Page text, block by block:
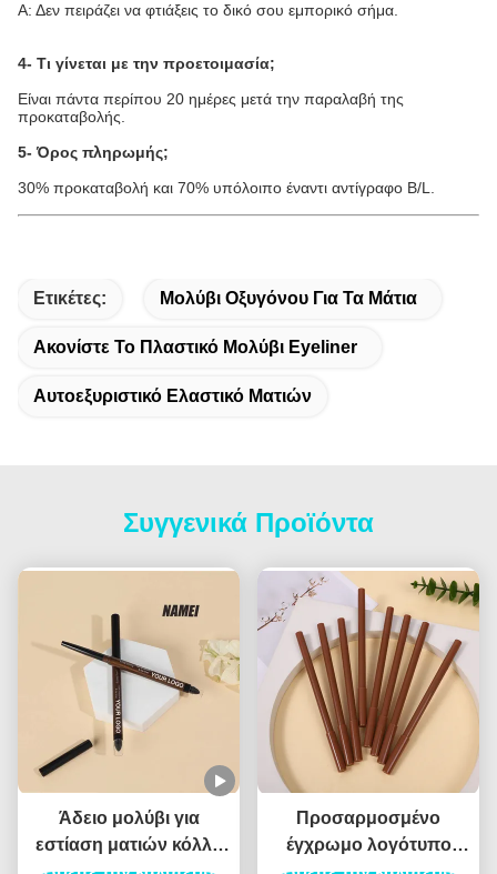
Α: Δεν πειράζει να φτιάξεις το δικό σου εμπορικό σήμα.
4- Τι γίνεται με την προετοιμασία;
Είναι πάντα περίπου 20 ημέρες μετά την παραλαβή της
προκαταβολής.
5- Όρος πληρωμής;
30% προκαταβολή και 70% υπόλοιπο έναντι αντίγραφο B/L.
Ετικέτες: Μολύβι Οξυγόνου Για Τα Μάτια
Ακονίστε Το Πλαστικό Μολύβι Eyeliner
Αυτοεξυριστικό Ελαστικό Ματιών
Συγγενικά Προϊόντα
Άδειο μολύβι για
εστίαση ματιών κόλλα
Προσαρμοσμένο
έγχρωμο λογότυπο